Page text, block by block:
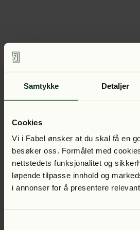
Samtykke Detaljer
Cookies
Vi i Fabel ønsker at du skal få en
besøker oss. Formålet med
nettstedets funksjonalitet og
løpende tilpasse innhold og
i annonser for å presentere